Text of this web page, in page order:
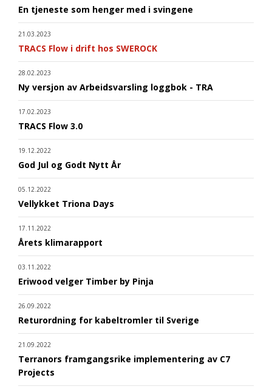
En tjeneste som henger med i svingene
21.03.2023
TRACS Flow i drift hos SWEROCK
28.02.2023
Ny versjon av Arbeidsvarsling loggbok - TRA
17.02.2023
TRACS Flow 3.0
19.12.2022
God Jul og Godt Nytt År
05.12.2022
Vellykket Triona Days
17.11.2022
Årets klimarapport
03.11.2022
Eriwood velger Timber by Pinja
26.09.2022
Returordning for kabeltromler til Sverige
21.09.2022
Terranors framgangsrike implementering av C7
Projects